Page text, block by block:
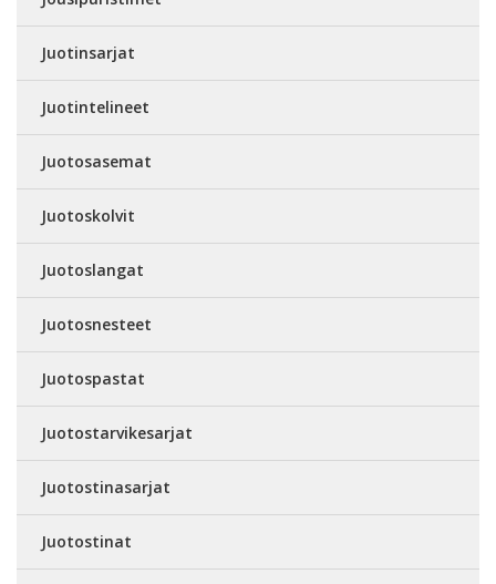
Juotinsarjat
Juotintelineet
Juotosasemat
Juotoskolvit
Juotoslangat
Juotosnesteet
Juotospastat
Juotostarvikesarjat
Juotostinasarjat
Juotostinat